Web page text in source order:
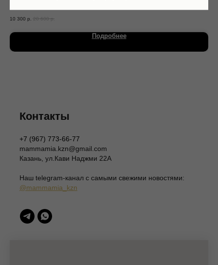
10 300 р. 20 600 р.
Подробнее
Контакты
+7 (967) 773-66-77
mammamia.kzn@gmail.com
Казань, ул.Кави Наджми 22А
Наш telegram-канал c самыми свежими новостями:
@mammamia_kzn
Магазин
Каталог
Девочки
О нас
Контакты
Согласие на получение рекламных рассылок
ИП Шаронова Надежда Александровна
ИНН 166003379276
420111, Казань, ул.Кави Наджми 22А
(c)Разработка сайта 2022-2025, @eliza_profi_group